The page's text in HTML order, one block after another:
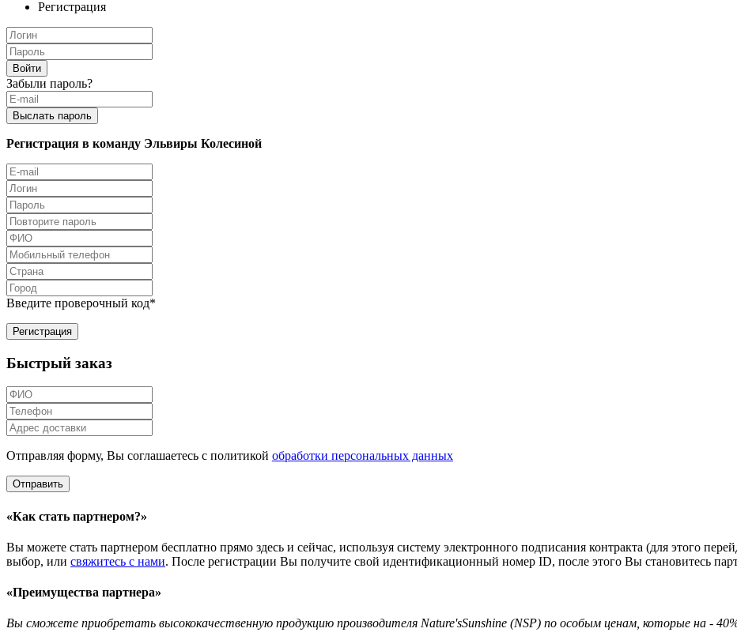
Регистрация
Забыли пароль?
Регистрация в команду Эльвиры Колесиной
Введите проверочный код*
Быстрый заказ
Отправляя форму, Вы соглашаетесь с политикой обработки персональных данных
«Как стать партнером?»
Вы можете стать партнером бесплатно прямо здесь и сейчас, используя систему электронного подписания контракта (для этого
выбор, или свяжитесь с нами. После регистрации Вы получите свой идентификационный номер ID, после этого Вы становитесь
«Преимущества партнера»
Вы сможете приобретать высококачественную продукцию производителя Nature'sSunshine (NSP) по особым ценам, которые на -